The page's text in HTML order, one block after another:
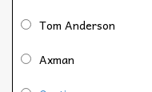
Tom Anderson
Axman